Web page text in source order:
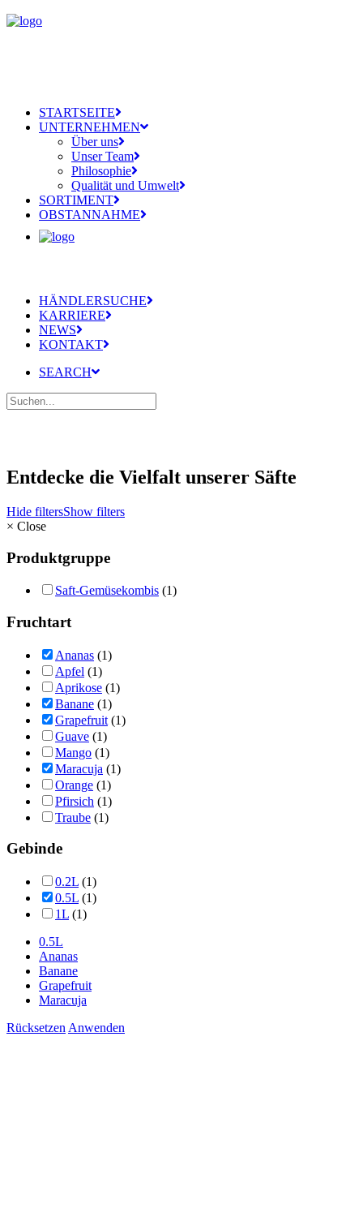
STARTSEITE
UNTERNEHMEN
Über uns
Unser Team
Philosophie
Qualität und Umwelt
SORTIMENT
OBSTANNAHME
HÄNDLERSUCHE
KARRIERE
NEWS
KONTAKT
SEARCH
Entdecke die Vielfalt unserer Säfte
Hide filtersShow filters
× Close
Produktgruppe
Saft-Gemüsekombis (1)
Fruchtart
Ananas (1)
Apfel (1)
Aprikose (1)
Banane (1)
Grapefruit (1)
Guave (1)
Mango (1)
Maracuja (1)
Orange (1)
Pfirsich (1)
Traube (1)
Gebinde
0.2L (1)
0.5L (1)
1L (1)
0.5L
Ananas
Banane
Grapefruit
Maracuja
Rücksetzen Anwenden